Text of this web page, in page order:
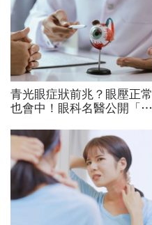
青光眼症狀前兆？眼壓正常
也會中！眼科名醫公開「護
驟」：三餐多吃「1類食
物」護眼